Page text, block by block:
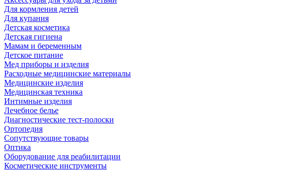
Для кормления детей
Для купания
Детская косметика
Детская гигиена
Мамам и беременным
Детское питание
Мед приборы и изделия
Расходные медицинские материалы
Медицинские изделия
Медицинская техника
Интимные изделия
Лечебное белье
Диагностические тест-полоски
Ортопедия
Сопутствующие товары
Оптика
Оборудование для реабилитации
Косметические инструменты